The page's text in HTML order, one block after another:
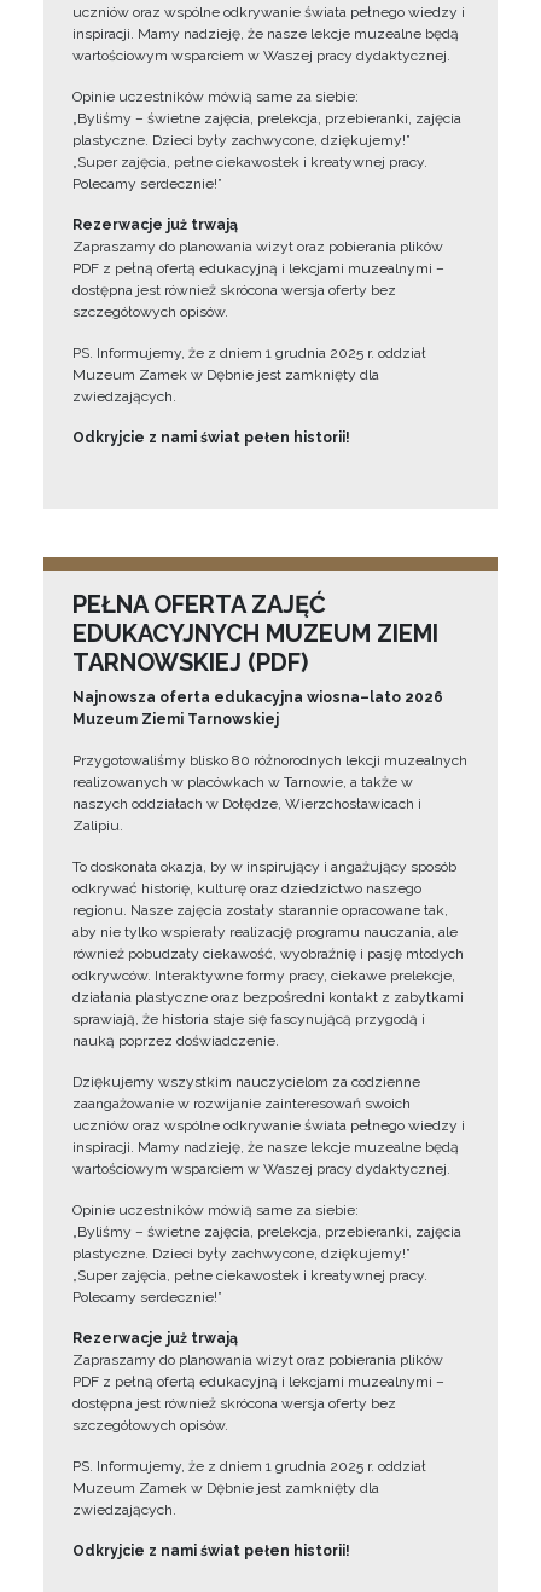
uczniów oraz wspólne odkrywanie świata pełnego wiedzy i
inspiracji. Mamy nadzieję, że nasze lekcje muzealne będą
wartościowym wsparciem w Waszej pracy dydaktycznej.
Opinie uczestników mówią same za siebie:
„Byliśmy – świetne zajęcia, prelekcja, przebieranki, zajęcia
plastyczne. Dzieci były zachwycone, dziękujemy!”
„Super zajęcia, pełne ciekawostek i kreatywnej pracy.
Polecamy serdecznie!”
Rezerwacje już trwają
Zapraszamy do planowania wizyt oraz pobierania plików
PDF z pełną ofertą edukacyjną i lekcjami muzealnymi –
dostępna jest również skrócona wersja oferty bez
szczegółowych opisów.
PS. Informujemy, że z dniem 1 grudnia 2025 r. oddział
Muzeum Zamek w Dębnie jest zamknięty dla
zwiedzających.
Odkryjcie z nami świat pełen historii!
PEŁNA OFERTA ZAJĘĆ
EDUKACYJNYCH MUZEUM ZIEMI
TARNOWSKIEJ (PDF)
Najnowsza oferta edukacyjna wiosna–lato 2026
Muzeum Ziemi Tarnowskiej
Przygotowaliśmy blisko 80 różnorodnych lekcji muzealnych
realizowanych w placówkach w Tarnowie, a także w
naszych oddziałach w Dołędze, Wierzchosławicach i
Zalipiu.
To doskonała okazja, by w inspirujący i angażujący sposób
odkrywać historię, kulturę oraz dziedzictwo naszego
regionu. Nasze zajęcia zostały starannie opracowane tak,
aby nie tylko wspierały realizację programu nauczania, ale
również pobudzały ciekawość, wyobraźnię i pasję młodych
odkrywców. Interaktywne formy pracy, ciekawe prelekcje,
działania plastyczne oraz bezpośredni kontakt z zabytkami
sprawiają, że historia staje się fascynującą przygodą i
nauką poprzez doświadczenie.
Dziękujemy wszystkim nauczycielom za codzienne
zaangażowanie w rozwijanie zainteresowań swoich
uczniów oraz wspólne odkrywanie świata pełnego wiedzy i
inspiracji. Mamy nadzieję, że nasze lekcje muzealne będą
wartościowym wsparciem w Waszej pracy dydaktycznej.
Opinie uczestników mówią same za siebie:
„Byliśmy – świetne zajęcia, prelekcja, przebieranki, zajęcia
plastyczne. Dzieci były zachwycone, dziękujemy!”
„Super zajęcia, pełne ciekawostek i kreatywnej pracy.
Polecamy serdecznie!”
Rezerwacje już trwają
Zapraszamy do planowania wizyt oraz pobierania plików
PDF z pełną ofertą edukacyjną i lekcjami muzealnymi –
dostępna jest również skrócona wersja oferty bez
szczegółowych opisów.
PS. Informujemy, że z dniem 1 grudnia 2025 r. oddział
Muzeum Zamek w Dębnie jest zamknięty dla
zwiedzających.
Odkryjcie z nami świat pełen historii!